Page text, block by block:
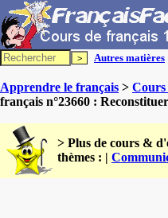
Autres matières
Apprendre le français > Cours
français n°23660 :
> Plus de cours &
thèmes : |